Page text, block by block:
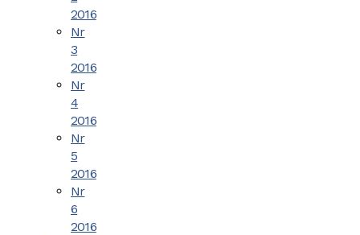
2016
Nr
3
2016
Nr
4
2016
Nr
5
2016
Nr
6
2016